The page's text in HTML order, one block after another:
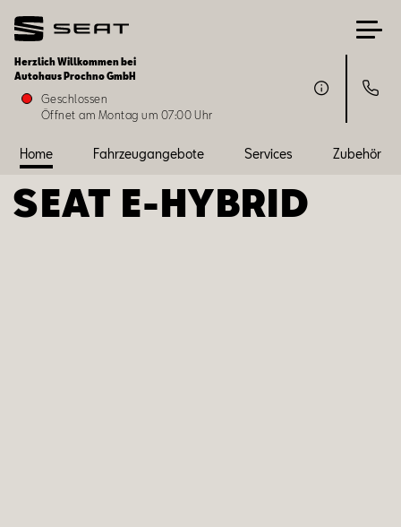
Herzlich Willkommen bei
Autohaus Prochno GmbH
Geschlossen
Öffnet am Montag um 07:00 Uhr
Home
Fahrzeugangebote
Services
Home Fahrzeugangebote Services Zubehör
SEAT ­­E-HYBRID